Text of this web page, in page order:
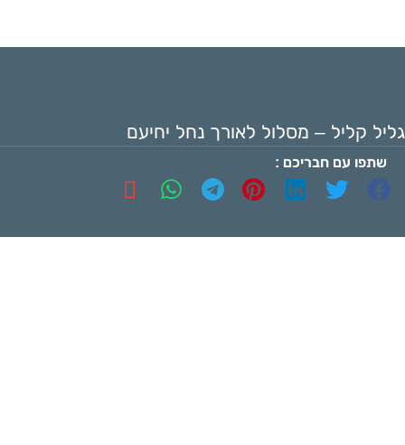
גליל קליל – מסלול לאורך נחל יחיעם
שתפו עם חבריכם :